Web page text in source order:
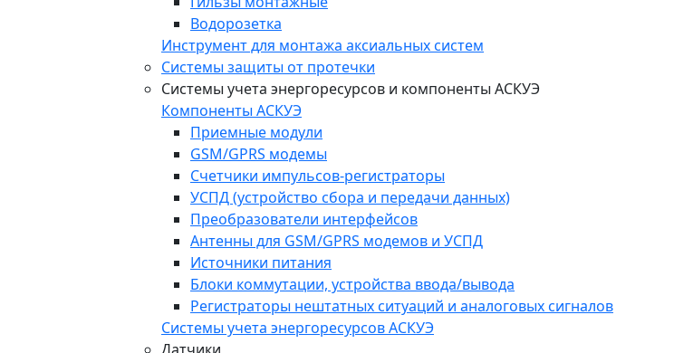
Водорозетка
Инструмент для монтажа аксиальных систем
Системы защиты от протечки
Системы учета энергоресурсов и компоненты АСКУЭ
Компоненты АСКУЭ
Приемные модули
GSM/GPRS модемы
Счетчики импульсов-регистраторы
УСПД (устройство сбора и передачи данных)
Преобразователи интерфейсов
Антенны для GSM/GPRS модемов и УСПД
Источники питания
Блоки коммутации, устройства ввода/вывода
Регистраторы нештатных ситуаций и аналоговых сигналов
Системы учета энергоресурсов АСКУЭ